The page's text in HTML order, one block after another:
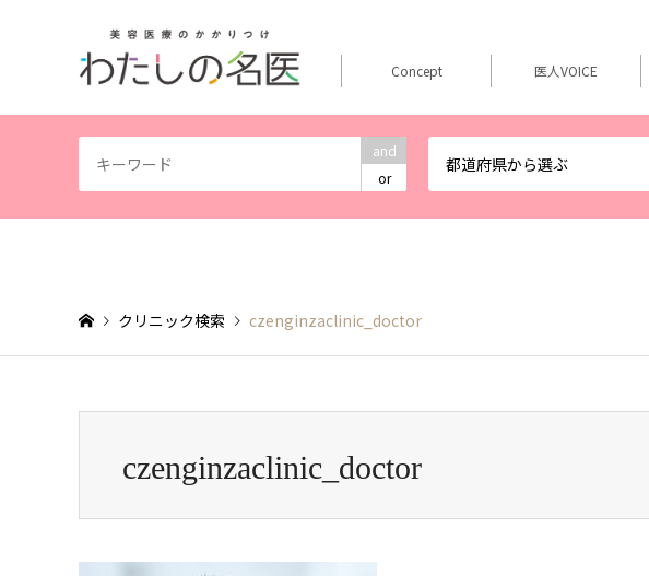
and
or
都道府県から選ぶ
Concept 医人VOICE
クリニック検索 czenginzaclinic_doctor
czenginzaclinic_doctor